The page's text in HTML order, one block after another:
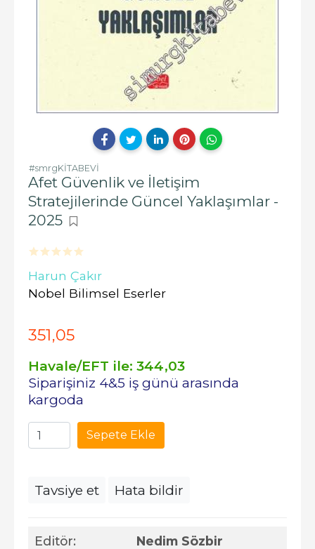
#smrgKİTABEVİ
Afet Güvenlik ve İletişim
Stratejilerinde Güncel Yaklaşımlar -
2025
Harun Çakır
Nobel Bilimsel Eserler
Editör: Nedim Sözbir
351,05
Havale/EFT ile: 344,03
Siparişiniz 4&5 iş günü arasında
kargoda
Sepete Ekle
Tavsiye et Hata bildir